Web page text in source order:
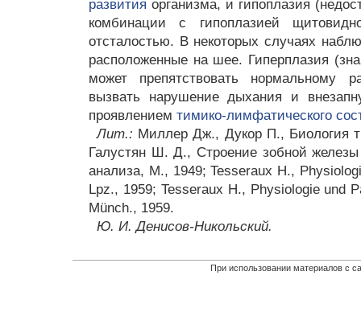
развития организма, и гипоплазия
комбинации с гипоплазией
отсталостью. В некоторых случаях
расположенные на шее. Гиперплазия
может препятствовать нормальному
вызвать нарушение дыхания и
проявлением тимико-лимфатического
Лит.: Миллер Дж., Дукор П., Биология
Галустян Ш. Д., Строение зобной железы
анализа, М., 1949; Tesseraux Н.,
Lpz., 1959; Tesseraux Н., Physiologie und
Münch., 1959.
Ю. И. Денисов-Никольский.
При использовании материалов с